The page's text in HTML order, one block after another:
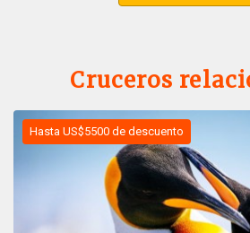
Cruceros
Hasta US$5500 de descuento